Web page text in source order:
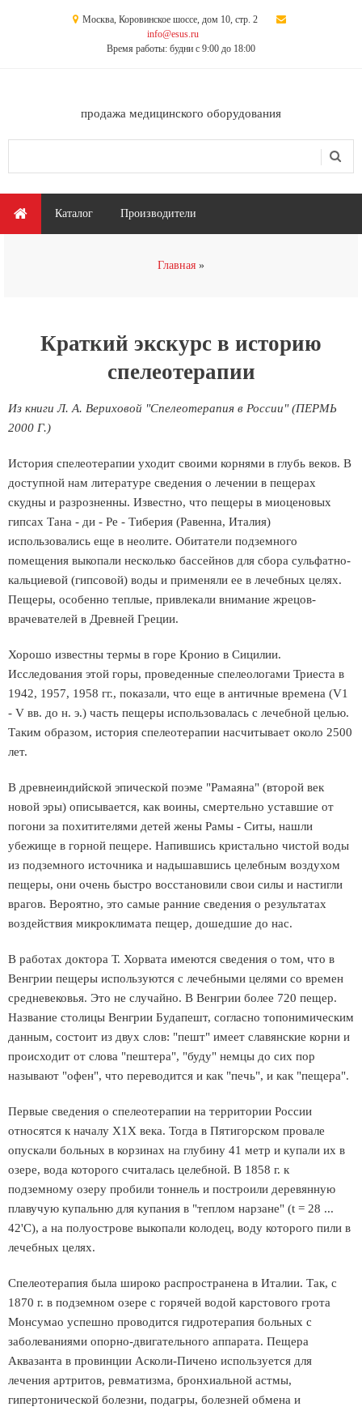
Москва, Коровинское шоссе, дом 10, стр. 2
info@esus.ru
Время работы: будни с 9:00 до 18:00
продажа медицинского оборудования
Главное меню
Каталог Производители
Главная
Краткий экскурс в историю
спелеотерапии
Из книги Л. А. Вериховой "Спелеотерапия в России" (ПЕРМЬ
2000 Г.)
История спелеотерапии уходит своими корнями в глубь веков. В
доступной нам литературе сведения о лечении в пещерах
скудны и разрозненны. Известно, что пещеры в миоценовых
гипсах Тана - ди - Ре - Тиберия (Равенна, Италия)
использовались еще в неолите. Обитатели подземного
помещения выкопали несколько бассейнов для сбора сульфатно-
кальциевой (гипсовой) воды и применяли ее в лечебных целях.
Пещеры, особенно теплые, привлекали внимание жрецов-
врачевателей в Древней Греции.
Хорошо известны термы в горе Кронио в Сицилии.
Исследования этой горы, проведенные спелеологами Триеста в
1942, 1957, 1958 гг., показали, что еще в античные времена (V1
- V вв. до н. э.) часть пещеры использовалась с лечебной целью.
Таким образом, история спелеотерапии насчитывает около 2500
лет.
В древнеиндийской эпической поэме "Рамаяна" (второй век
новой эры) описывается, как воины, смертельно уставшие от
погони за похитителями детей жены Рамы - Ситы, нашли
убежище в горной пещере. Напившись кристально чистой воды
из подземного источника и надышавшись целебным воздухом
пещеры, они очень быстро восстановили свои силы и настигли
врагов. Вероятно, это самые ранние сведения о результатах
воздействия микроклимата пещер, дошедшие до нас.
В работах доктора Т. Хорвата имеются сведения о том, что в
Венгрии пещеры используются с лечебными целями со времен
средневековья. Это не случайно. В Венгрии более 720 пещер.
Название столицы Венгрии Будапешт, согласно топонимическим
данным, состоит из двух слов: "пешт" имеет славянские корни и
происходит от слова "пештера", "буду" немцы до сих пор
называют "офен", что переводится и как "печь", и как "пещера".
Первые сведения о спелеотерапии на территории России
относятся к началу Х1Х века. Тогда в Пятигорском провале
опускали больных в корзинах на глубину 41 метр и купали их в
озере, вода которого считалась целебной. В 1858 г. к
подземному озеру пробили тоннель и построили деревянную
плавучую купальню для купания в "теплом нарзане" (t = 28 ...
42'С), а на полуострове выкопали колодец, воду которого пили в
лечебных целях.
Спелеотерапия была широко распространена в Италии. Так, с
1870 г. в подземном озере с горячей водой карстового грота
Монсумао успешно проводится гидротерапия больных с
заболеваниями опорно-двигательного аппарата. Пещера
Аквазанта в провинции Асколи-Пичено используется для
лечения артритов, ревматизма, бронхиальной астмы,
гипертонической болезни, подагры, болезней обмена и